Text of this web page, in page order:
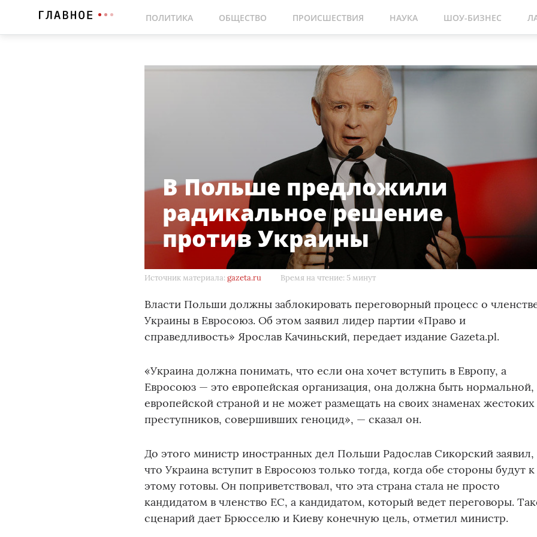
ПОЛИТИКА ОБЩЕСТВО ПРОИСШЕСТВИЯ НАУКА ШОУ-БИЗНЕС
В Польше предложили
радикальное решение
против Украины
Источник материала:gazeta.ru Время на чтение: 5 минут
Власти Польши должны заблокировать переговорный процесс о
Украины в Евросоюз. Об этом заявил лидер партии «Право и
справедливость» Ярослав Качиньский, передает издание Gazeta.pl.
«Украина должна понимать, что если она хочет вступить в Европу, а
Евросоюз — это европейская организация, она должна быть нормальной,
европейской страной и не может размещать на своих знаменах жестоких
преступников, совершивших геноцид», — сказал он.
До этого министр иностранных дел Польши Радослав Сикорский заявил,
что Украина вступит в Евросоюз только тогда, когда обе стороны будут к
этому готовы. Он поприветствовал, что эта страна стала не просто
кандидатом в членство ЕС, а кандидатом, который ведет переговоры.
сценарий дает Брюсселю и Киеву конечную цель, отметил министр.